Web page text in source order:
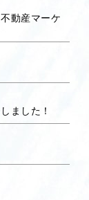
動産マーケ
ました！